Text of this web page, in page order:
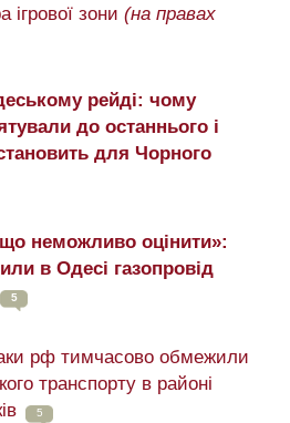
ігрової зони (на правах
рейді: чому
до останнього і
для Чорного
неможливо оцінити»:
в Одесі газопровід
5
рф тимчасово обмежили
транспорту в районі
5